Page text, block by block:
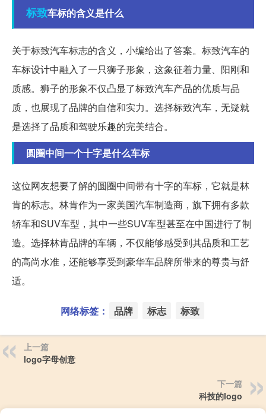
标致车标的含义是什么
关于标致汽车标志的含义，小编给出了答案。标致汽车的
车标设计中融入了一只狮子形象，这象征着力量、阳刚和
质感。狮子的形象不仅凸显了标致汽车产品的优质与品
质，也展现了品牌的自信和实力。选择标致汽车，无疑就
是选择了品质和驾驶乐趣的完美结合。
圆圈中间一个十字是什么车标
这位网友想要了解的圆圈中间带有十字的车标，它就是林
肯的标志。林肯作为一家美国汽车制造商，旗下拥有多款
轿车和SUV车型，其中一些SUV车型甚至在中国进行了制
造。选择林肯品牌的车辆，不仅能够感受到其品质和工艺
的高尚水准，还能够享受到豪华车品牌所带来的尊贵与舒
适。
网络标签： 品牌 标志 标致
上一篇
logo字母创意
下一篇
科技的logo